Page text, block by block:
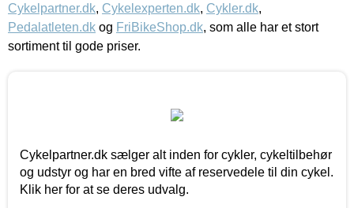
Cykelpartner.dk, Cykelexperten.dk, Cykler.dk,
Pedalatleten.dk og FriBikeShop.dk, som alle har et stort
sortiment til gode priser.
Cykelpartner.dk sælger alt inden for cykler, cykeltilbehør
og udstyr og har en bred vifte af reservedele til din cykel.
Klik her for at se deres udvalg.